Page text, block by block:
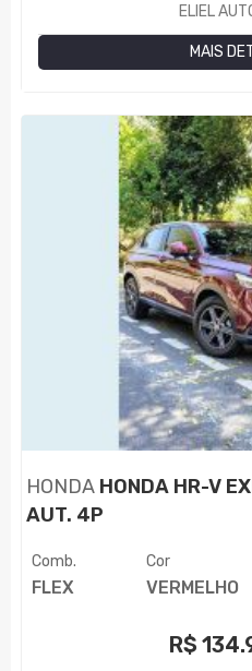
ELIEL
MAIS
HONDA HONDA HR-V
AUT. 4P
Comb.
FLEX
Cor
VERMELHO
R$